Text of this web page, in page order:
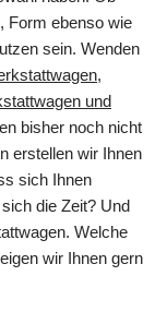
Form ebenso wie
sein. Wenden
und
bisher noch nicht
erstellen wir Ihnen
sich Ihnen
die Zeit? Und
Welche
wir Ihnen gern